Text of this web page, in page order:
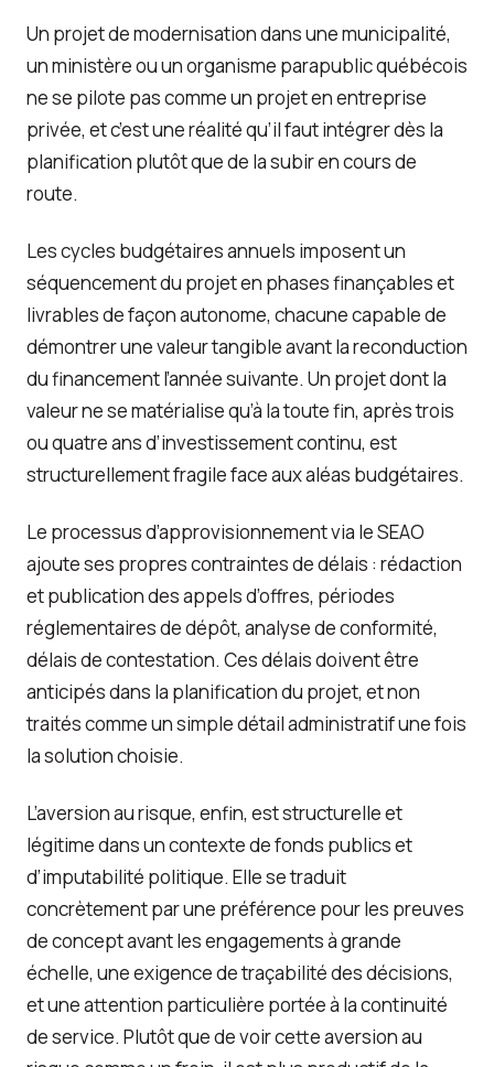
Un projet de modernisation dans une municipalité,
un ministère ou un organisme parapublic québécois
ne se pilote pas comme un projet en entreprise
privée, et c’est une réalité qu’il faut intégrer dès la
planification plutôt que de la subir en cours de
route.
Les cycles budgétaires annuels imposent un
séquencement du projet en phases finançables et
livrables de façon autonome, chacune capable de
démontrer une valeur tangible avant la reconduction
du financement l’année suivante. Un projet dont la
valeur ne se matérialise qu’à la toute fin, après trois
ou quatre ans d’investissement continu, est
structurellement fragile face aux aléas budgétaires.
Le processus d’approvisionnement via le SEAO
ajoute ses propres contraintes de délais : rédaction
et publication des appels d’offres, périodes
réglementaires de dépôt, analyse de conformité,
délais de contestation. Ces délais doivent être
anticipés dans la planification du projet, et non
traités comme un simple détail administratif une fois
la solution choisie.
L’aversion au risque, enfin, est structurelle et
légitime dans un contexte de fonds publics et
d’imputabilité politique. Elle se traduit
concrètement par une préférence pour les preuves
de concept avant les engagements à grande
échelle, une exigence de traçabilité des décisions,
et une attention particulière portée à la continuité
de service. Plutôt que de voir cette aversion au